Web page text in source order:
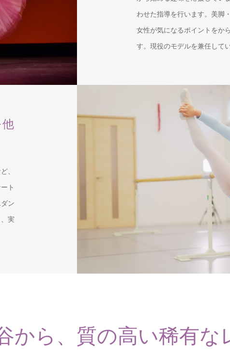
わせた指導を行います。美脚
女性が気になるポイントをか
す。現役のモデルを兼任して
、
ト
ン
実
から、質の高い稀有な